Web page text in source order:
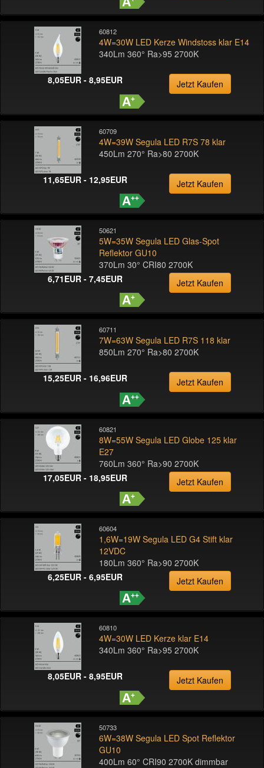
60812
4W=30W LED Kerze Windstoss klar E14
340Lm 360° Ra>95 2700K
8,05EUR - 8,95EUR Jetzt Kaufen
60709
4W=39W Segula LED R7S 78 klar
450Lm 270° Ra>80 2700K
11,65EUR - 12,95EUR Jetzt Kaufen
50621
5W=35W Segula LED Glas-Spot
Reflektor GU10
370Lm 30° CRI80 2700K
6,71EUR - 7,45EUR
Jetzt Kaufen
60711
7W=63W Segula LED R7S 118 klar
850Lm 270° Ra>80 2700K
15,25EUR - 16,96EUR Jetzt Kaufen
60821
8W=55W Segula LED Globe 125 klar
E27
760Lm 360° Ra>90 2700K
17,05EUR - 18,95EUR
Jetzt Kaufen
60604
1,6W=19W Segula LED G4 Stift klar
12VDC
180Lm 360° Ra>90 2700K
6,25EUR - 6,95EUR
Jetzt Kaufen
60810
4W=30W LED Kerze klar E14
340Lm 360° Ra>95 2700K
8,05EUR - 8,95EUR Jetzt Kaufen
50733
6W=38W Segula LED Spot Reflektor
GU10
400Lm 60° CRI90 2700K dimmbar